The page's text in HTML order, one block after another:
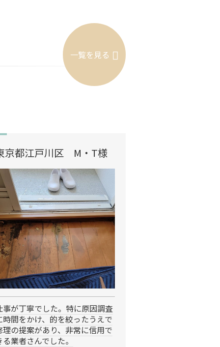
一覧を見る
京都江戸川区 M・T様
事が丁寧でした。特に原因調査
時間をかけ、的を絞ったうえで
理の提案があり、非常に信用で
る業者さんでした。